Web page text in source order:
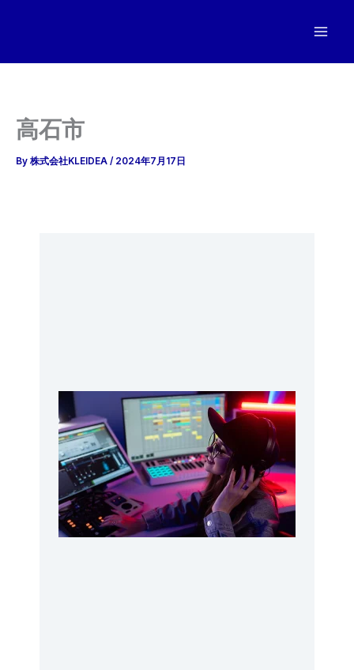
高石市
By 株式会社KLEIDEA / 2024年7月17日